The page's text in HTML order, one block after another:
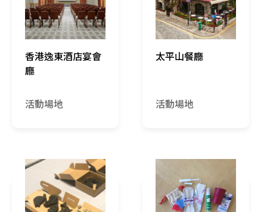
香港逸東酒店宴會
廳
活動場地
太平山餐廳
活動場地